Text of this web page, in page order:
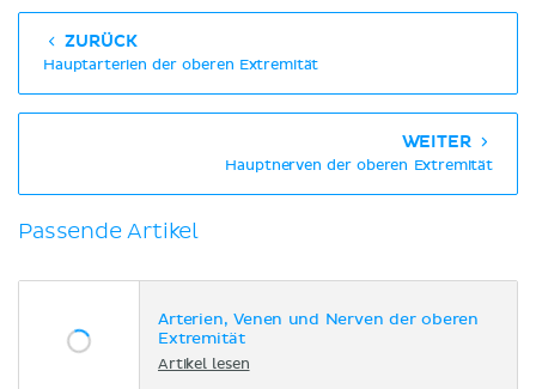
ZURÜCK
Hauptarterien der oberen Extremität
WEITER
Hauptnerven der oberen Extremität
Passende Artikel
Arterien, Venen und Nerven der oberen
Extremität
Artikel lesen